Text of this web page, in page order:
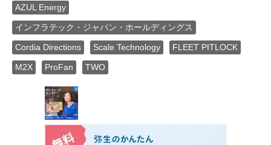
AZUL Energy
インフラテック・ジャパン・ホールディングス
Cordia Directions Scale Technology FLEET PITLOCK
M2X ProFan TWO